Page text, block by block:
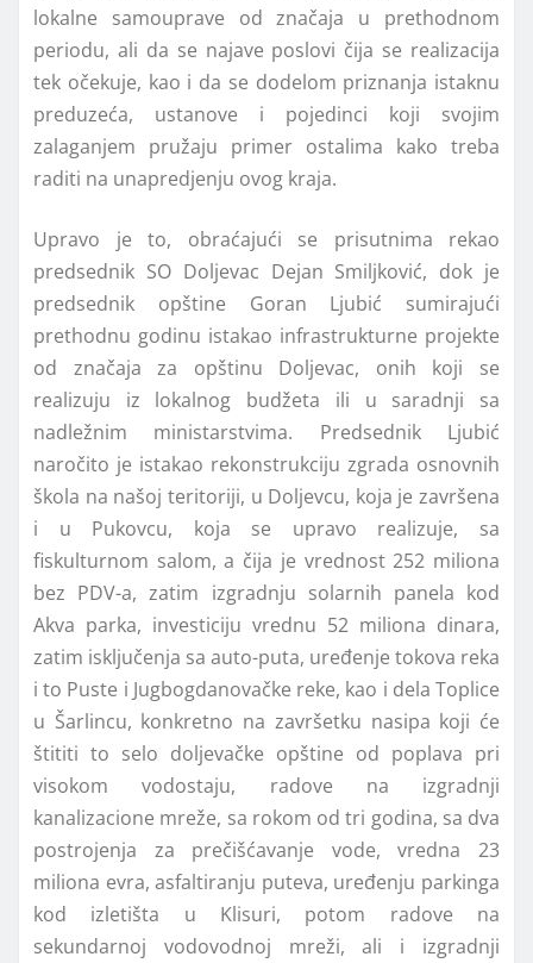
lokalne samouprave od značaja u prethodnom
periodu, ali da se najave poslovi čija se realizacija
tek očekuje, kao i da se dodelom priznanja istaknu
preduzeća, ustanove i pojedinci koji svojim
zalaganjem pružaju primer ostalima kako treba
raditi na unapredjenju ovog kraja.
Upravo je to, obraćajući se prisutnima rekao
predsednik SO Doljevac Dejan Smiljković, dok je
predsednik opštine Goran Ljubić sumirajući
prethodnu godinu istakao infrastrukturne projekte
od značaja za opštinu Doljevac, onih koji se
realizuju iz lokalnog budžeta ili u saradnji sa
nadležnim ministarstvima. Predsednik Ljubić
naročito je istakao rekonstrukciju zgrada osnovnih
škola na našoj teritoriji, u Doljevcu, koja je završena
i u Pukovcu, koja se upravo realizuje, sa
fiskulturnom salom, a čija je vrednost 252 miliona
bez PDV-a, zatim izgradnju solarnih panela kod
Akva parka, investiciju vrednu 52 miliona dinara,
zatim isključenja sa auto-puta, uređenje tokova reka
i to Puste i Jugbogdanovačke reke, kao i dela Toplice
u Šarlincu, konkretno na završetku nasipa koji će
štititi to selo doljevačke opštine od poplava pri
visokom vodostaju, radove na izgradnji
kanalizacione mreže, sa rokom od tri godina, sa dva
postrojenja za prečišćavanje vode, vredna 23
miliona evra, asfaltiranju puteva, uređenju parkinga
kod izletišta u Klisuri, potom radove na
sekundarnoj vodovodnoj mreži, ali i izgradnji